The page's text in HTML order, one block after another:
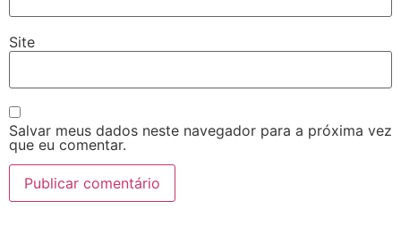
Site
Salvar meus dados neste navegador para a próxima vez
que eu comentar.